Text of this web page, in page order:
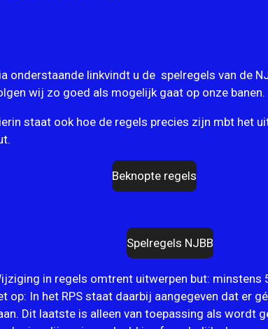
onderstaande linkvindt u de spelregels van de
wij zo goed als mogelijk gaat op onze banen.
staat ook hoe de regels precies zijn mbt het
Beknopte regels
Spelregels NJBB
in regels omtrent uitwerpen but: minstens
op: In het RPS staat daarbij aangegeven dat er
Dit laatste is alleen van toepassing als wordt